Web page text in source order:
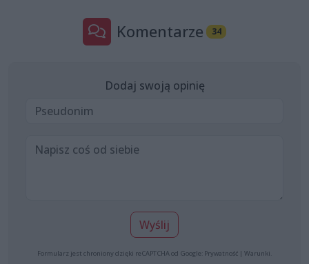
Komentarze 34
Dodaj swoją opinię
Wyślij
Formularz jest chroniony dzięki reCAPTCHA od Google: Prywatność | Warunki